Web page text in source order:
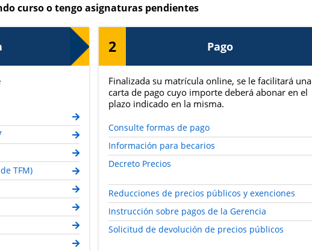
curso o tengo asignaturas pendientes
TFM)
2 Pago
Finalizada su matrícula online, se le facilitará una
carta de pago cuyo importe deberá abonar en el
plazo indicado en la misma.
Consulte formas de pago
Información para becarios
Decreto Precios
Reducciones de precios públicos y exenciones
Instrucción sobre pagos de la Gerencia
Solicitud de devolución de precios públicos